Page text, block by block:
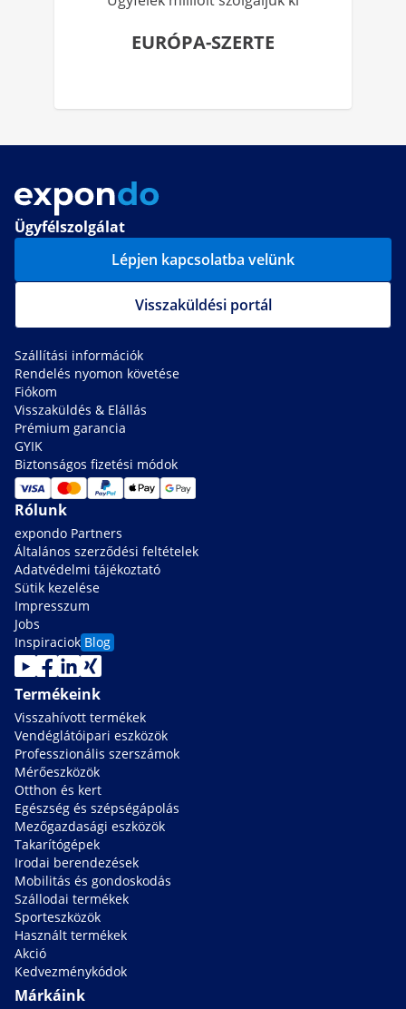
EURÓPA-SZERTE
Ügyfélszolgálat
Lépjen kapcsolatba velünk
Visszaküldési portál
Szállítási információk
Rendelés nyomon követése
Fiókom
Visszaküldés & Elállás
Prémium garancia
GYIK
Biztonságos fizetési módok
Rólunk
expondo Partners
Általános szerződési feltételek
Adatvédelmi tájékoztató
Sütik kezelése
Impresszum
Jobs
Inspiraciok Blog
Termékeink
Visszahívott termékek
Vendéglátóipari eszközök
Professzionális szerszámok
Mérőeszközök
Otthon és kert
Egészség és szépségápolás
Mezőgazdasági eszközök
Takarítógépek
Irodai berendezések
Mobilitás és gondoskodás
Szállodai termékek
Sporteszközök
Használt termékek
Akció
Kedvezménykódok
Márkáink